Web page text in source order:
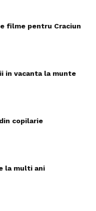
filme pentru Craciun
in vacanta la munte
copilarie
la multi ani